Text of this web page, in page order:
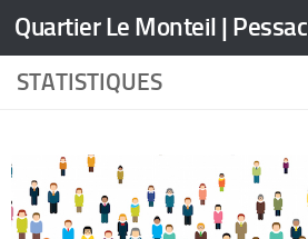
Skip to content
Quartier Le Monteil | Pessac
STATISTIQUES